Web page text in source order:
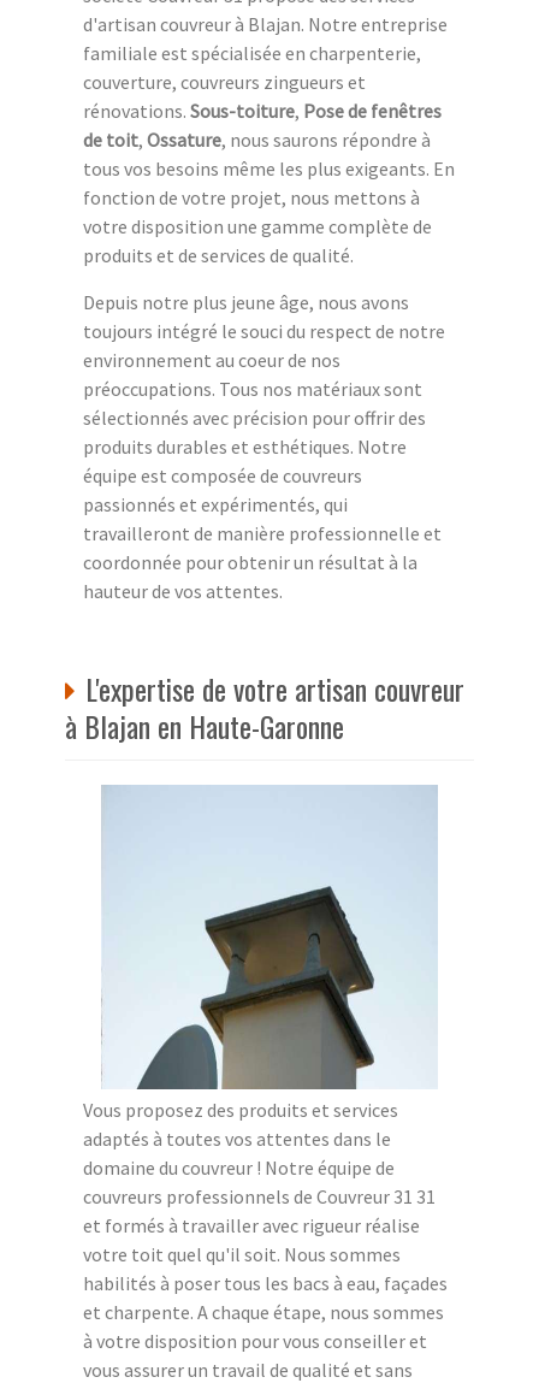
d'artisan couvreur à Blajan. Notre entreprise
familiale est spécialisée en charpenterie,
couverture, couvreurs zingueurs et
rénovations. Sous-toiture, Pose de fenêtres
de toit, Ossature, nous saurons répondre à
tous vos besoins même les plus exigeants. En
fonction de votre projet, nous mettons à
votre disposition une gamme complète de
produits et de services de qualité.
Depuis notre plus jeune âge, nous avons
toujours intégré le souci du respect de notre
environnement au coeur de nos
préoccupations. Tous nos matériaux sont
sélectionnés avec précision pour offrir des
produits durables et esthétiques. Notre
équipe est composée de couvreurs
passionnés et expérimentés, qui
travailleront de manière professionnelle et
coordonnée pour obtenir un résultat à la
hauteur de vos attentes.
L'expertise de votre artisan couvreur
à Blajan en Haute-Garonne
Vous proposez des produits et services
adaptés à toutes vos attentes dans le
domaine du couvreur ! Notre équipe de
couvreurs professionnels de Couvreur 31 31
et formés à travailler avec rigueur réalise
votre toit quel qu'il soit. Nous sommes
habilités à poser tous les bacs à eau, façades
et charpente. A chaque étape, nous sommes
à votre disposition pour vous conseiller et
vous assurer un travail de qualité et sans